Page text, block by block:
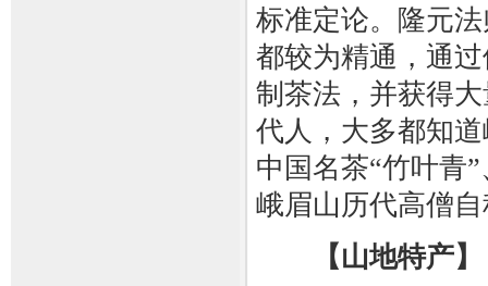
标准定论。隆元
都较为精通，通
制茶法，并获得
代人，大多都知
中国名茶“竹叶青
峨眉山历代高僧
【山地特产】